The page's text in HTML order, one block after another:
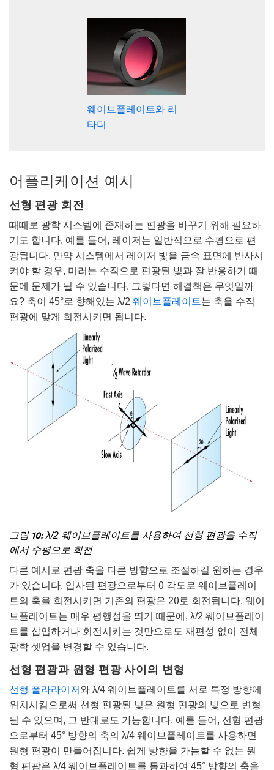
웨이브플레이트와 리
타더
어플리케이션 예시
선형 편광 회전
때때로 광학 시스템에 존재하는 편광을 바꾸기 위해 필요하
기도 합니다. 예를 들어, 레이저는 일반적으로 수평으로 편
광됩니다. 만약 시스템에서 레이저 빛을 금속 표면에 반사시
켜야 할 경우, 미러는 수직으로 편광된 빛과 잘 반응하기 때
문에 문제가 될 수 있습니다. 그렇다면 해결책은 무엇일까
요? 축이 45°로 향해있는 λ/2 웨이브플레이트는 축을 수직
편광에 맞게 회전시키면 됩니다.
그림 10:λ/2 웨이브플레이트를 사용하여 선형 편광을 수직
에서 수평으로 회전
다른 예시로 편광 축을 다른 방향으로 조절하길 원하는 경우
가 있습니다. 입사된 편광으로부터 θ 각도로 웨이브플레이
트의 축을 회전시키면 기존의 편광은 2θ로 회전됩니다. 웨이
브플레이트는 매우 평행성을 띄기 때문에, λ/2 웨이브플레이
트를 삽입하거나 회전시키는 것만으로도 재편성 없이 전체
광학 셋업을 변경할 수 있습니다.
선형 편광과 원형 편광 사이의 변형
선형 폴라라이저 와 λ/4 웨이브플레이트를 서로 특정 방향에
위치시킴으로써 선형 편광된 빛은 원형 편광의 빛으로 변형
될 수 있으며, 그 반대로도 가능합니다. 예를 들어, 선형 편광
으로부터 45° 방향의 축의 λ/4 웨이브플레이트를 사용하면
원형 편광이 만들어집니다. 쉽게 방향을 가늠할 수 없는 원
형 편광은 λ/4 웨이브플레이트를 통과하여 45° 방향의 축을